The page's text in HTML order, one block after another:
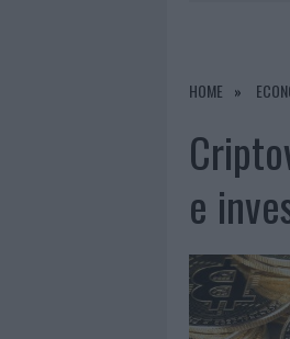
7 AGOSTO
HOME
e